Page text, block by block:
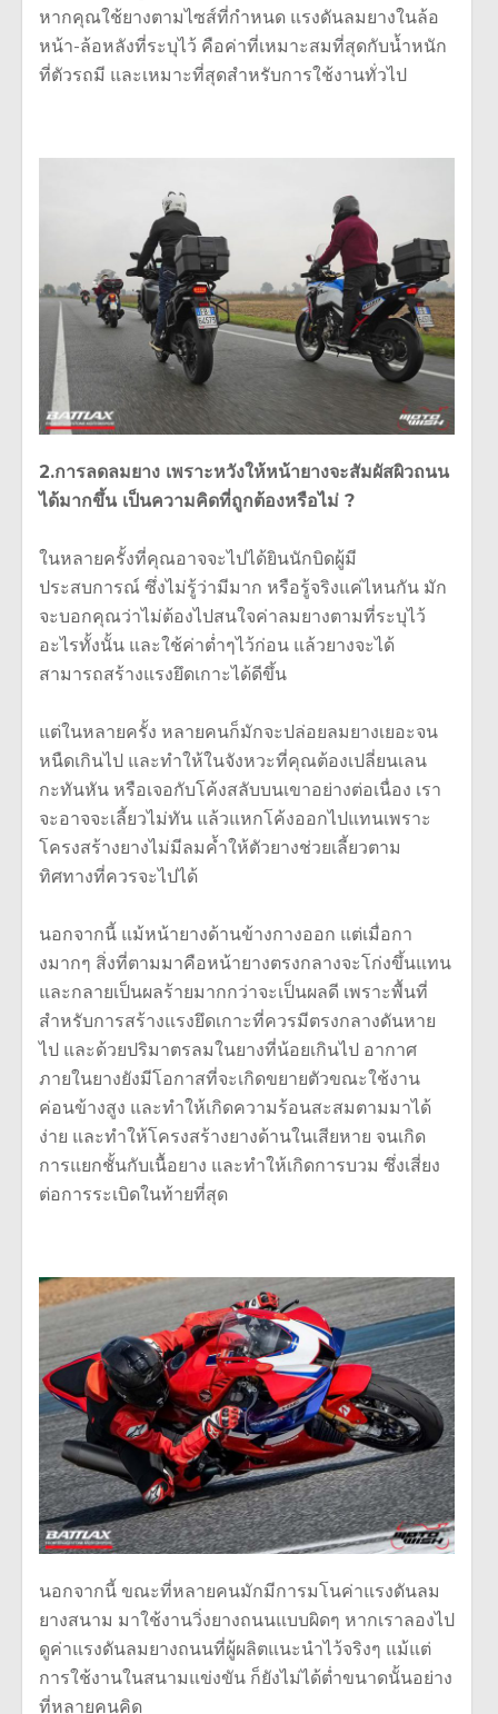
หากคุณใช้ยางตามไซส์ที่กำหนด แรงดันลมยางในล้อ
หน้า-ล้อหลังที่ระบุไว้ คือค่าที่เหมาะสมที่สุดกับน้ำหนัก
ที่ตัวรถมี และเหมาะที่สุดสำหรับการใช้งานทั่วไป
2.การลดลมยาง เพราะหวังให้หน้ายางจะสัมผัสผิวถนน
ได้มากขึ้น เป็นความคิดที่ถูกต้องหรือไม่ ?
ในหลายครั้งที่คุณอาจจะไปได้ยินนักบิดผู้มี
ประสบการณ์ ซึ่งไม่รู้ว่ามีมาก หรือรู้จริงแค่ไหนกัน มัก
จะบอกคุณว่าไม่ต้องไปสนใจค่าลมยางตามที่ระบุไว้
อะไรทั้งนั้น และใช้ค่าต่ำๆไว้ก่อน แล้วยางจะได้
สามารถสร้างแรงยึดเกาะได้ดีขึ้น
แต่ในหลายครั้ง หลายคนก็มักจะปล่อยลมยางเยอะจน
หนืดเกินไป และทำให้ในจังหวะที่คุณต้องเปลี่ยนเลน
กะทันหัน หรือเจอกับโค้งสลับบนเขาอย่างต่อเนื่อง เรา
จะอาจจะเลี้ยวไม่ทัน แล้วแหกโค้งออกไปแทนเพราะ
โครงสร้างยางไม่มีลมค้ำให้ตัวยางช่วยเลี้ยวตาม
ทิศทางที่ควรจะไปได้
นอกจากนี้ แม้หน้ายางด้านข้างกางออก แต่เมื่อกา
งมากๆ สิ่งที่ตามมาคือหน้ายางตรงกลางจะโก่งขึ้นแทน
และกลายเป็นผลร้ายมากกว่าจะเป็นผลดี เพราะพื้นที่
สำหรับการสร้างแรงยึดเกาะที่ควรมีตรงกลางดันหาย
ไป และด้วยปริมาตรลมในยางที่น้อยเกินไป อากาศ
ภายในยางยังมีโอกาสที่จะเกิดขยายตัวขณะใช้งาน
ค่อนข้างสูง และทำให้เกิดความร้อนสะสมตามมาได้
ง่าย และทำให้โครงสร้างยางด้านในเสียหาย จนเกิด
การแยกชั้นกับเนื้อยาง และทำให้เกิดการบวม ซึ่งเสี่ยง
ต่อการระเบิดในท้ายที่สุด
นอกจากนี้ ขณะที่หลายคนมักมีการมโนค่าแรงดันลม
ยางสนาม มาใช้งานวิ่งยางถนนแบบผิดๆ หากเราลองไป
ดูค่าแรงดันลมยางถนนที่ผู้ผลิตแนะนำไว้จริงๆ แม้แต่
การใช้งานในสนามแข่งขัน ก็ยังไม่ได้ต่ำขนาดนั้นอย่าง
ที่หลายคนคิด